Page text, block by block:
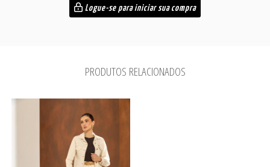
Logue-se para iniciar sua compra
PRODUTOS RELACIONADOS